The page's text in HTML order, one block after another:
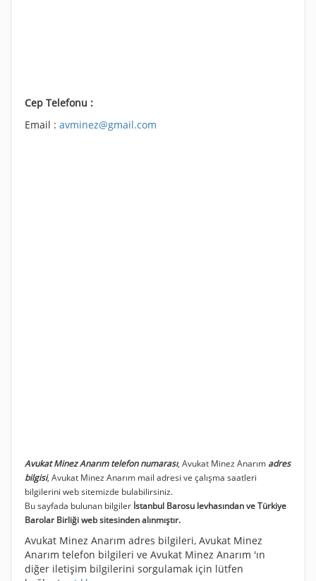
Cep Telefonu :
Email : avminez@gmail.com
Avukat Minez Anarım telefon numarası, Avukat Minez Anarım adres
bilgisi, Avukat Minez Anarım mail adresi ve çalışma saatleri
bilgilerini web sitemizde bulabilirsiniz.
Bu sayfada bulunan bilgiler İstanbul Barosu levhasından ve Türkiye
Barolar Birliği web sitesinden alınmıştır.
Avukat Minez Anarım adres bilgileri, Avukat Minez
Anarım telefon bilgileri ve Avukat Minez Anarım 'ın
diğer iletişim bilgilerini sorgulamak için lütfen